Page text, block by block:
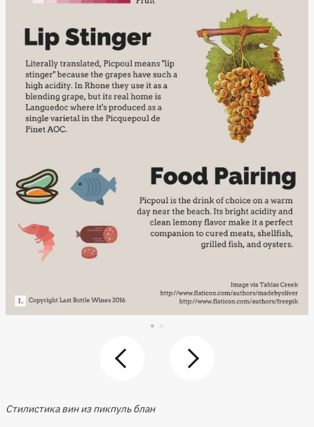
Стилистика вин из пикпуль блан